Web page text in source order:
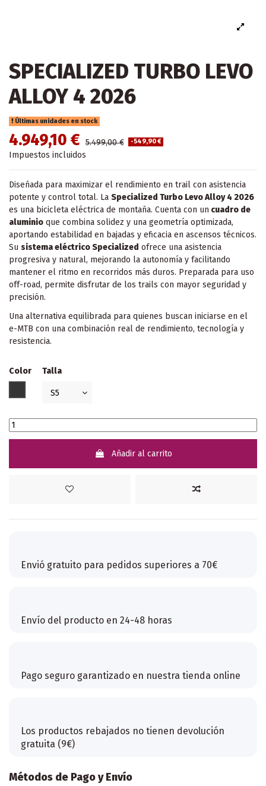
SPECIALIZED TURBO LEVO
ALLOY 4 2026
Últimas unidades en stock
4.949,10 € 5.499,00 € -549,90 €
Impuestos incluidos
Diseñada para maximizar el rendimiento en trail con asistencia
potente y control total. La Specialized Turbo Levo Alloy 4 2026
es una bicicleta eléctrica de montaña. Cuenta con un cuadro de
aluminio que combina solidez y una geometría optimizada,
aportando estabilidad en bajadas y eficacia en ascensos técnicos.
Su sistema eléctrico Specialized ofrece una asistencia
progresiva y natural, mejorando la autonomía y facilitando
mantener el ritmo en recorridos más duros. Preparada para uso
off-road, permite disfrutar de los trails con mayor seguridad y
precisión.
Una alternativa equilibrada para quienes buscan iniciarse en el
e-MTB con una combinación real de rendimiento, tecnología y
resistencia.
Color
GRIS OSCURO
Talla
Añadir al carrito
Envió gratuito para pedidos superiores a 70€
Envío del producto en 24-48 horas
Pago seguro garantizado en nuestra tienda online
Los productos rebajados no tienen devolución
gratuita (9€)
Métodos de Pago y Envío